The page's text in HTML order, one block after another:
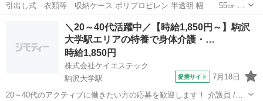
引出し式 衣類等 収納ケース ポリプロピレン 半透明 幅 55㎝ 奥
行 45㎝ 高さ 23㎝ ややキズや汚れあります ※仕事があるためお渡
しは基本的に夜になります 休みの日は昼の時間帯でもお渡しできます
駒沢大学駅 収納家具 ケース
＼20～40代活躍中／【時給1,850円～】駒沢
大学駅エリアの特養で身体介護・…
時給1,850円
株式会社ケイエステック
駒沢大学駅
提携サイト 7月18日
20～40代のアクティブに働きたい方の応募を歓迎します！ 介護員 /